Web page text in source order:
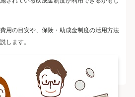
用の目安や、保険・助成金制度の活用方法
します。